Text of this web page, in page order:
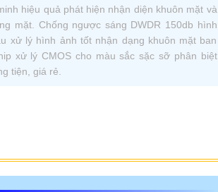
hiệu quả phát hiện nhận diện khuôn mặt và
mặt. Chống ngược sáng DWDR 150db hình
xử lý hình ảnh tốt nhận dạng khuôn mặt ban
xử lý CMOS cho màu sắc sặc sỡ phân biệt
tiện, giá rẻ.